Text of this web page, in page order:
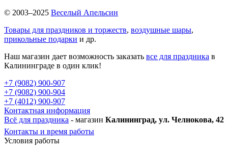
© 2003–2025 Веселый Апельсин
Товары для праздников и торжеств, воздушные шары,
прикольные подарки и др.
Наш магазин дает возможность заказать все для праздника в
Калининграде в один клик!
+7 (9082) 900-907
+7 (9082) 900-904
+7 (4012) 900-907
Контактная информация
Всё для праздника - магазин Калининград, ул. Челнокова, 42
Контакты и время работы
Условия работы